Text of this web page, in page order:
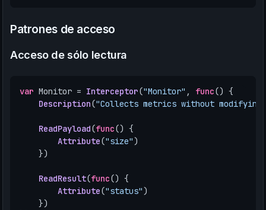
Patrones de acceso
Acceso de sólo lectura
var Monitor = Interceptor("Monitor" , func() {
Description("Collects metrics without modifying
ReadPayload(func() {
Attribute("size")
})
ReadResult(func() {
Attribute("status")
})